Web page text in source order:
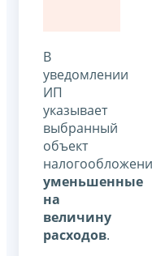
В
уведомлении
ИП
указывает
выбранный
объект
уменьшенные
на
величину
расходов.